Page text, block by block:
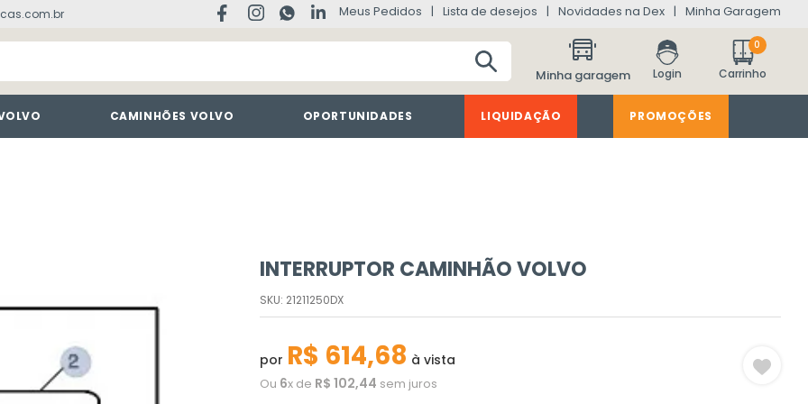
Meus Pedidos Lista de desejos Novidades na Dex Minha Garagem
Minha garagem
0
CAMINHÕES VOLVO OPORTUNIDADES LIQUIDAÇÃO PROMOÇÕES
INTERRUPTOR CAMINHÃO VOLVO
SKU: 21211250DX
por R$ 614,68 à vista
Ou 6x de R$ 102,44 sem juros